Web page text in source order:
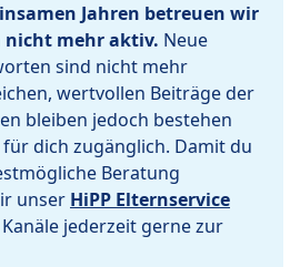
Jahren betreuen wir
nicht mehr aktiv. Neue
sind nicht mehr
wertvollen Beiträge der
bleiben jedoch bestehen
dich zugänglich. Damit du
Beratung
unser HiPP Elternservice
jederzeit gerne zur